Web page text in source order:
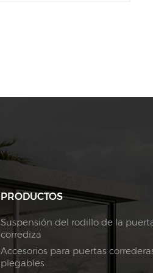
PRODUCTOS
Suspensión del rodillo de la
corrediza
Accesorios para puertas
plegables